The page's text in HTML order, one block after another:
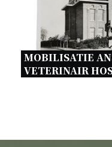
MOBILISATIE
VETERINAIR